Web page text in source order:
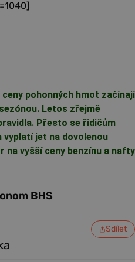
pohonných hmot začínají
Letos zřejmě
Přesto se řidičům
vyplatí jet na dovolenou
na vyšší ceny benzínu a nafty
BHS
Sdílet